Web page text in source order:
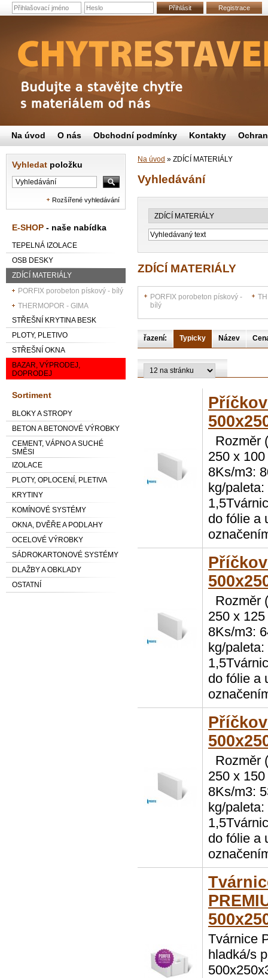
Přihlásit Registrace
Vyhledat položku
Rozšířené vyhledávání
E-SHOP - naše nabídka
TEPELNÁ IZOLACE
OSB DESKY
ZDÍCÍ MATERIÁLY
PORFIX porobeton pískový - bílý
THERMOPOR - GIMA
STŘEŠNÍ KRYTINA BESK
PLOTY, PLETIVO
STŘEŠNÍ OKNA
BAZAR, VÝPRODEJ,
DOPRODEJ
Sortiment
BLOKY A STROPY
BETON A BETONOVÉ VÝROBKY
CEMENT, VÁPNO A SUCHÉ
SMĚSI
IZOLACE
PLOTY, OPLOCENÍ, PLETIVA
KRYTINY
KOMÍNOVÉ SYSTÉMY
OKNA, DVĚŘE A PODLAHY
OCELOVÉ VÝROBKY
SÁDROKARTONOVÉ SYSTÉMY
DLAŽBY A OBKLADY
OSTATNÍ
Na úvod » ZDÍCÍ MATERIÁLY
Vyhledávání
ZDÍCÍ MATERIÁLY
PORFIX porobeton pískový -
bílý
řazení: Typicky Název
Rozměr
250 x
8Ks/m3:
kg/
do fólie a
Rozměr
250 x
8Ks/m3:
kg/
do fólie a
Rozměr
250 x
8Ks/m3:
kg/
do fólie a
Tvárnice
hladká/s
Na úvod O nás Obchodní podmínky Kontakty